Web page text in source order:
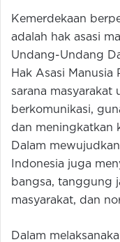
Kemerdekaan
adalah hak asasi
Undang-Undang
Hak Asasi Manusia
sarana masyarakat
berkomunikasi,
dan meningkatkan
Dalam
Indonesia juga
bangsa, tanggung
masyarakat, dan
Dalam